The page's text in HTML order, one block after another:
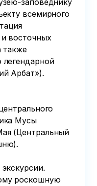
заповеднику
всемирного
восточных
также
легендарной
Арбат»).
Мусы
(Центральный
роскошную